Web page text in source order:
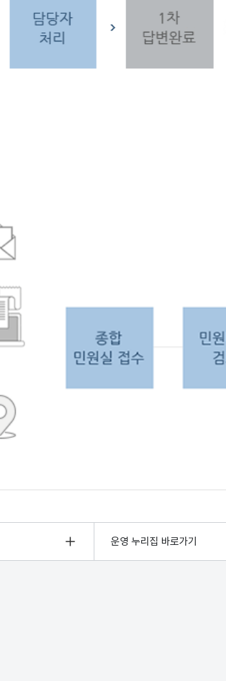
운영 누리집 바로가기